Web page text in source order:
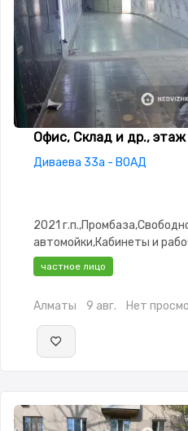
Офис, Склад и др., этаж
Диваева 33а - ВОАД
2021
автомойки,Кабинеты и
частное лицо
Алматы 9 авг. Нет